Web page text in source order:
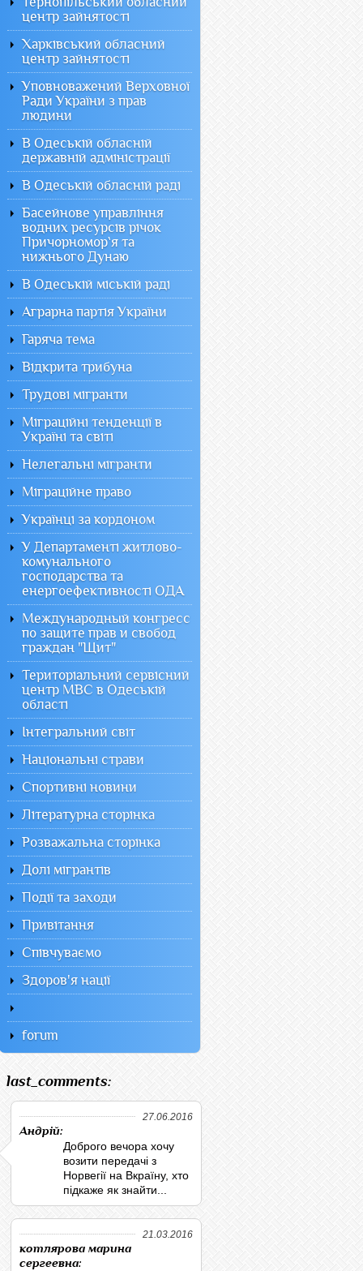
центр зайнятості
Харківський обласний
центр зайнятості
Уповноважений Верховної
Ради України з прав
людини
В Одеській обласній
державній адміністрації
В Одеській обласній раді
Басейнове управління
водних ресурсів річок
Причорномор`я та
нижнього Дунаю
В Одеській міській раді
Аграрна партія України
Гаряча тема
Відкрита трибуна
Трудові мігранти
Міграційні тенденції в
Україні та світі
Нелегальні мігранти
Міграційне право
Українці за кордоном
У Департаменті житлово-
комунального
господарства та
енергоефективності ОДА
Международный конгресс
по защите прав и свобод
граждан "Щит"
Територіальний сервісний
центр МВС в Одеській
області
Інтегральний світ
Національні страви
Спортивні новини
Літературна сторінка
Розважальна сторінка
Долі мігрантів
Події та заходи
Привітання
Співчуваємо
Здоров'я нації
forum
last_comments:
27.06.2016
Андрій:
Доброго вечора хочу
возити передачі з
Норвегії на Вкраїну, хто
підкаже як знайти...
21.03.2016
котлярова марина
сергеевна: